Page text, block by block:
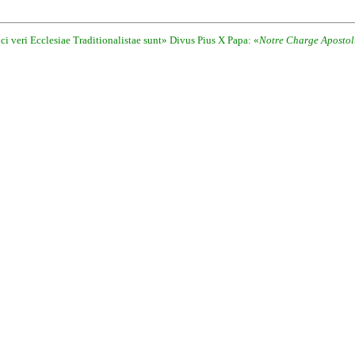
veri Ecclesiae Traditionalistae sunt» Divus Pius X Papa: «Notre Charge